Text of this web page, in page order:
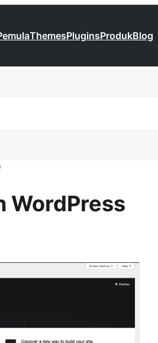
ThemesPluginsProdukBlog
WordPress